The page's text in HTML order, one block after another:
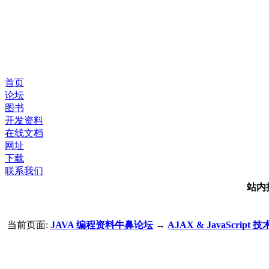
首页
论坛
图书
开发资料
在线文档
网址
下载
联系我们
站内
当前页面: JAVA 编程资料牛鼻论坛→ AJAX & JavaScript 技